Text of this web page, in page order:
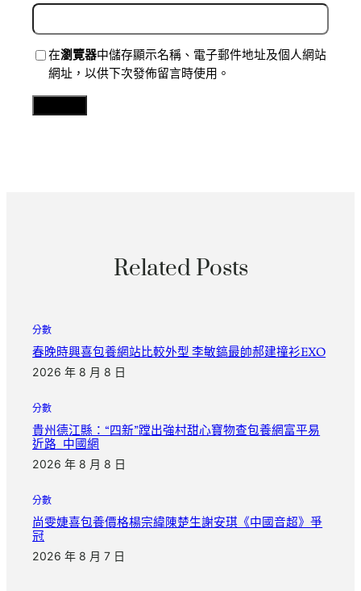
在瀏覽器中儲存顯示名稱、電子郵件地址及個人網站
網址，以供下次發佈留言時使用。
Related Posts
分數
春晚時興喜包養網站比較外型 李敏鎬最帥郝建撞衫EXO
2026 年 8 月 8 日
分數
貴州德江縣：“四新”蹚出強村甜心寶物查包養網富平易
近路_中國網
2026 年 8 月 8 日
分數
尚雯婕喜包養價格楊宗緯陳楚生謝安琪《中國音超》爭
冠
2026 年 8 月 7 日